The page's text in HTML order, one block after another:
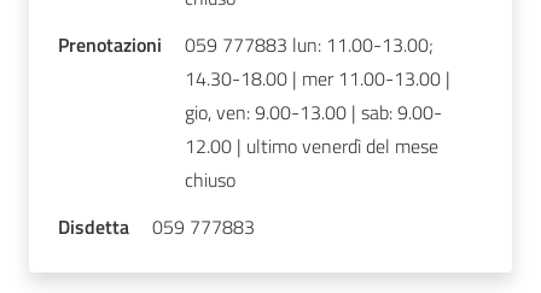
Prenotazioni
059 777883 lun: 11.00-13.00;
14.30-18.00 | mer 11.00-13.00 |
gio, ven: 9.00-13.00 | sab: 9.00-
12.00 | ultimo venerdì del mese
chiuso
Disdetta
059 777883